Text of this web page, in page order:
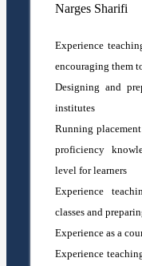
Narges Sharifi
Experience
encouraging them
Designing and
institutes
Running
proficiency
level for learners
Experience
classes and
Experience as a
Experience